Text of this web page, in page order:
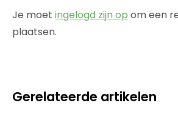
Je moet ingelogd zijn op om een
plaatsen.
Gerelateerde artikelen